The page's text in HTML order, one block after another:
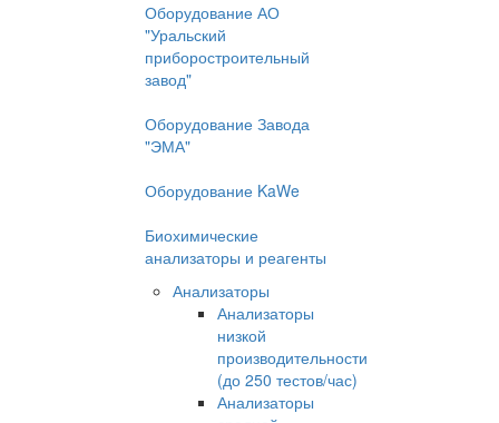
Оборудование АО
"Уральский
приборостроительный
завод"
Оборудование Завода
"ЭМА"
Оборудование KaWe
Биохимические
анализаторы и реагенты
Анализаторы
Анализаторы
низкой
производительности
(до 250 тестов/час)
Анализаторы